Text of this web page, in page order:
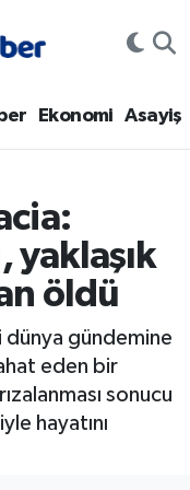
Ekonomi Asayiş
yaklaşık
öldü
dünya gündemine
eden bir
sonucu
hayatını
Haritası